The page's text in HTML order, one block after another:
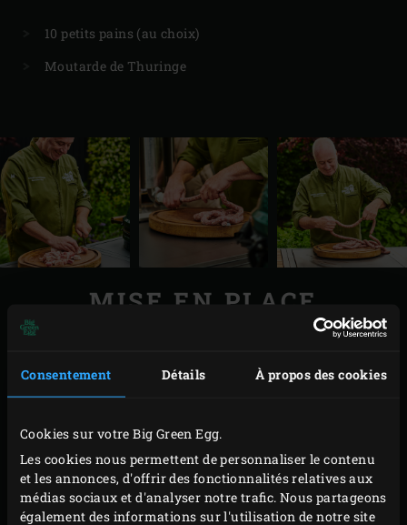
Consentement Détails À propos des cookies
Cookies sur votre Big Green Egg.
Les cookies nous permettent de personnaliser le contenu
et les annonces, d'offrir des fonctionnalités relatives aux
médias sociaux et d'analyser notre trafic. Nous partageons
également des informations sur l'utilisation de notre site
10 petits pains (au choix)
Moutarde de Thuringe
MISE EN PLACE
d’environ 3 cm, étalez-les dans un plat et placez le
tout au congélateur pendant 1 heure. Pendant ce
À l’aide d’un hachoir à viande muni d’une plaque
grossière, hachez l’échine de porc et le collier.